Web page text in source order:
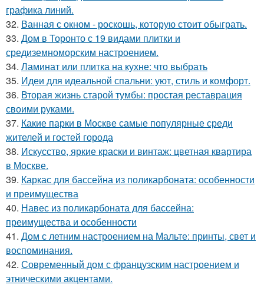
графика линий.
32. Ванная с окном - роскошь, которую стоит обыграть.
33. Дом в Торонто с 19 видами плитки и
средиземноморским настроением.
34. Ламинат или плитка на кухне: что выбрать
35. Идеи для идеальной спальни: уют, стиль и комфорт.
36. Вторая жизнь старой тумбы: простая реставрация
своими руками.
37. Какие парки в Москве самые популярные среди
жителей и гостей города
38. Искусство, яркие краски и винтаж: цветная квартира
в Москве.
39. Каркас для бассейна из поликарбоната: особенности
и преимущества
40. Навес из поликарбоната для бассейна:
преимущества и особенности
41. Дом с летним настроением на Мальте: принты, свет и
воспоминания.
42. Современный дом с французским настроением и
этническими акцентами.